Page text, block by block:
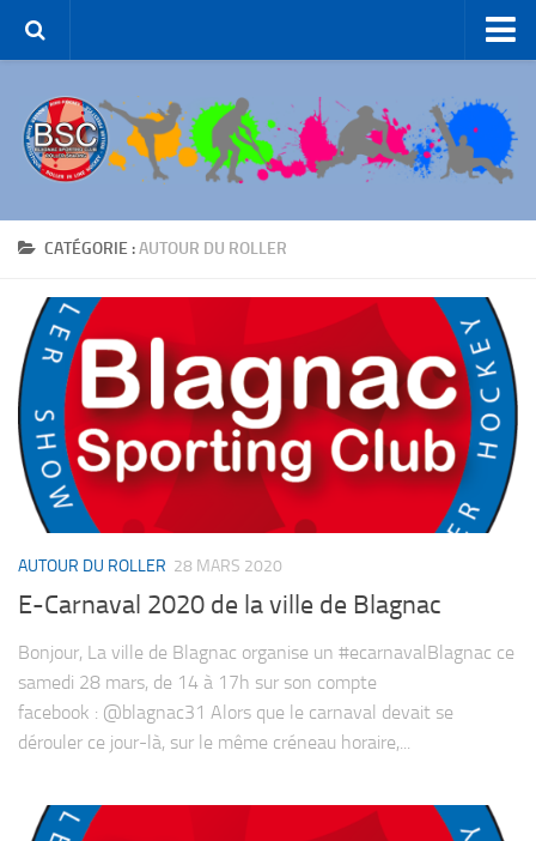
Le Club
Patinage Artistique
Roller-Hockey
Patinage de Loisirs
ROLLER-DANCE
Nous Contacter
Liens et partenaires
CATÉGORIE :AUTOUR DU ROLLER
AUTOUR DU ROLLER 28 MARS 2020
E-Carnaval 2020 de la ville de Blagnac
Bonjour, La ville de Blagnac organise un #ecarnavalBlagnac ce
samedi 28 mars, de 14 à 17h sur son compte
facebook : @blagnac31 Alors que le carnaval devait se
dérouler ce jour-là, sur le même créneau horaire,...